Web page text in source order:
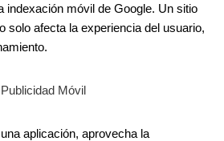
indexación móvil de Google. Un sitio
solo afecta la experiencia del usuario,
Móvil
aplicación, aprovecha la